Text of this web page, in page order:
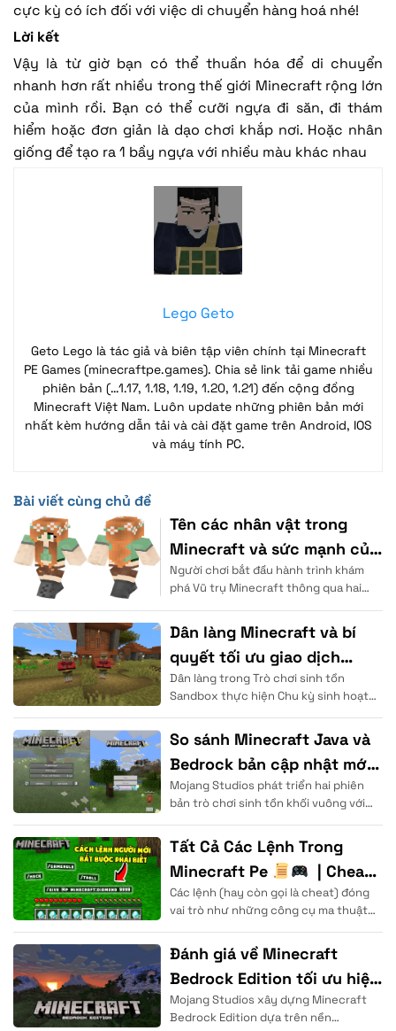
cực kỳ có ích đối với việc di chuyển hàng hoá nhé!
Lời kết
Vậy là từ giờ bạn có thể thuần hóa để di chuyển
nhanh hơn rất nhiều trong thế giới Minecraft rộng lớn
của mình rồi. Bạn có thể cưỡi ngựa đi săn, đi thám
hiểm hoặc đơn giản là dạo chơi khắp nơi. Hoặc nhân
giống để tạo ra 1 bầy ngựa với nhiều màu khác nhau
Lego Geto
Geto Lego là tác giả và biên tập viên chính tại Minecraft
PE Games (minecraftpe.games). Chia sẻ link tải game nhiều
phiên bản (…1.17, 1.18, 1.19, 1.20, 1.21) đến cộng đồng
Minecraft Việt Nam. Luôn update những phiên bản mới
nhất kèm hướng dẫn tải và cài đặt game trên Android, IOS
và máy tính PC.
Bài viết cùng chủ đề
Tên các nhân vật trong
Minecraft và sức mạnh của
chúng
Người chơi bắt đầu hành trình khám
phá Vũ trụ Minecraft thông qua hai
thống
Dân làng Minecraft và bí
quyết tối ưu giao dịch
thương mại
Dân làng trong Trò chơi sinh tồn
Sandbox thực hiện Chu kỳ sinh hoạt
sống. Thực thể
So sánh Minecraft Java và
Bedrock bản cập nhật mới
2026
Mojang Studios phát triển hai phiên
bản trò chơi sinh tồn khối vuông với
Tất Cả Các Lệnh Trong
Minecraft Pe
| Cheat
Code, Gamemode, Timeset.
. .
Các lệnh (hay còn gọi là cheat) đóng
vai trò như những công cụ ma thuật
Đánh giá về Minecraft
Bedrock Edition tối ưu hiệu
năng
Mojang Studios xây dựng Minecraft
Bedrock Edition dựa trên nền